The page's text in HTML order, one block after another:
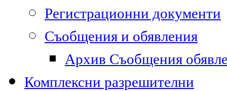
Регистрационни документи
Съобщения и обявления
Архив Съобщения
Комплексни разрешителни